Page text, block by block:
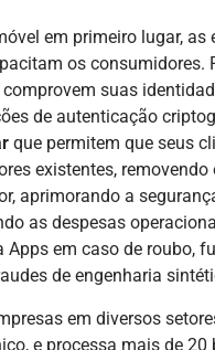
em primeiro lugar, as
os consumidores.
suas
de autenticação
que permitem que seus
existentes,
aprimorando a
as despesas
em caso de roubo,
de engenharia
em diversos
e processa mais de 20